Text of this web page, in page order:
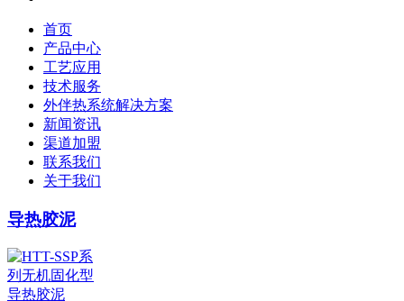
首页
产品中心
工艺应用
技术服务
外伴热系统解决方案
新闻资讯
渠道加盟
联系我们
关于我们
导热胶泥